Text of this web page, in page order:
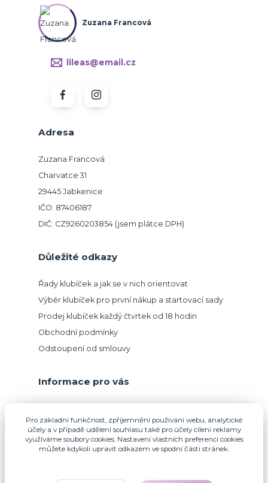
Adresa
Zuzana Francová
Charvatce 31
29445 Jabkenice
IČO: 87406187
DIČ: CZ9260203854 (jsem plátce DPH)
Důležité odkazy
Řady klubíček a jak se v nich orientovat
Výběr klubíček pro první nákup a startovací sady
Prodej klubíček každý čtvrtek od 18 hodin
Obchodní podmínky
Odstoupení od smlouvy
Informace pro vás
Zuzana Francová
lileas@email.cz
Pro základní funkčnost, zpříjemnění používání webu, analytické
účely a v případě udělení souhlasu také pro účely cílení reklamy
využíváme soubory cookies. Nastavení vlastních preferencí cookies
můžete kdykoli upravit odkazem ve spodní části stránek.